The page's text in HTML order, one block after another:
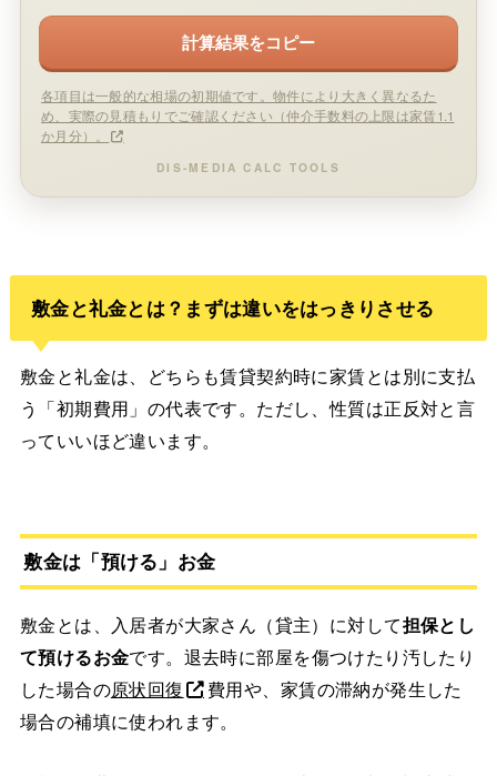
計算結果をコピー
各項目は一般的な相場の初期値です。物件により大きく異なるた
め、実際の見積もりでご確認ください（仲介手数料の上限は家賃1.1
か月分）。
DIS-MEDIA CALC TOOLS
敷金と礼金とは？まずは違いをはっきりさせる
敷金と礼金は、どちらも賃貸契約時に家賃とは別に支払
う「初期費用」の代表です。ただし、性質は正反対と言
っていいほど違います。
敷金は「預ける」お金
敷金とは、入居者が大家さん（貸主）に対して担保とし
て預けるお金です。退去時に部屋を傷つけたり汚したり
した場合の原状回復
費用や、家賃の滞納が発生した
場合の補填に使われます。